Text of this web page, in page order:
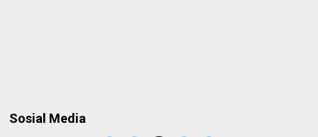
Sosial Media